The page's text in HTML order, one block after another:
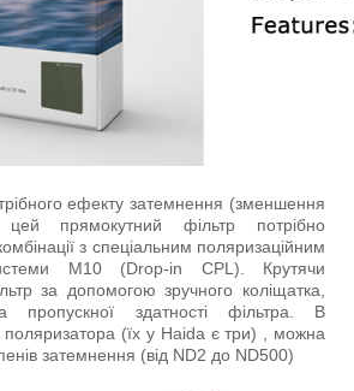
ефекту затемнення (зменшення
цей прямокутний фільтр потрібно
з спеціальним поляризаційним
М10 (Drop-in CPL). Крутячи
за допомогою зручного коліщатка,
пропускної здатності фільтра. В
поляризатора (їх у Haida є три) , можна
затемнення (від ND2 до ND500)